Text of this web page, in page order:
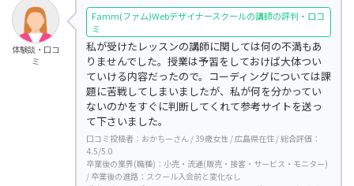
体験談・口コ
ミ
Famm(ファム)Webデザイナースクールの講師の評判・口コ
ミ
私が受けたレッスンの講師に関しては何の不満もあ
りませんでした。授業は予習をしておけば大体つい
ていける内容だったので。コーディングについては課
題に苦戦してしまいましたが、私が何を分かってい
ないのかをすぐに判断してくれて参考サイトを送っ
て下さいました。
口コミ投稿者：おかちーさん / 39歳女性 / 広島県在住 / 総合評価：
4.5/5.0
卒業後の業界(職種)：小売・流通(販売・接客・サービス・モニター)
/ 卒業後の進路：スクール入会前と変化なし